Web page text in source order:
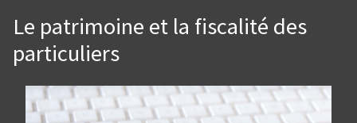
Le patrimoine et la fiscalité des
particuliers